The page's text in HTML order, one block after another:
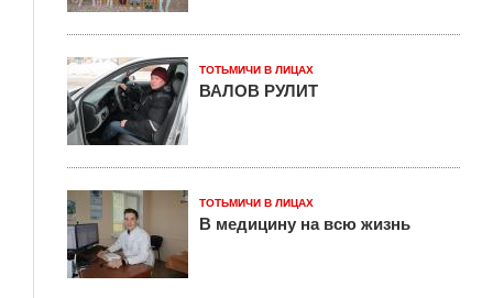
ТОТЬМИЧИ В ЛИЦАХ
ВАЛОВ РУЛИТ
ТОТЬМИЧИ В ЛИЦАХ
В медицину на всю жизнь